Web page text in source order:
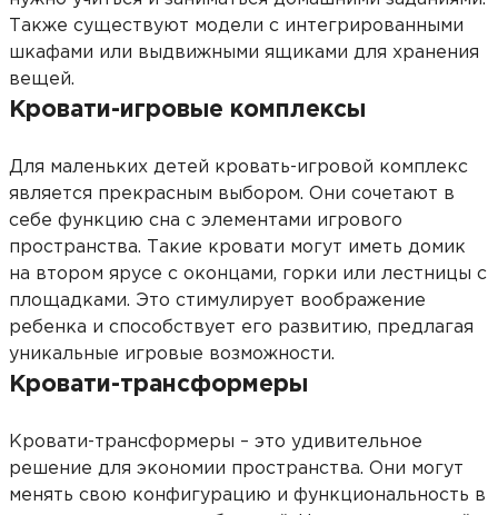
Также существуют модели с интегрированными
шкафами или выдвижными ящиками для хранения
вещей.
Кровати-игровые комплексы
Для маленьких детей кровать-игровой комплекс
является прекрасным выбором. Они сочетают в
себе функцию сна с элементами игрового
пространства. Такие кровати могут иметь домик
на втором ярусе с оконцами, горки или лестницы с
площадками. Это стимулирует воображение
ребенка и способствует его развитию, предлагая
уникальные игровые возможности.
Кровати-трансформеры
Кровати-трансформеры – это удивительное
решение для экономии пространства. Они могут
менять свою конфигурацию и функциональность в